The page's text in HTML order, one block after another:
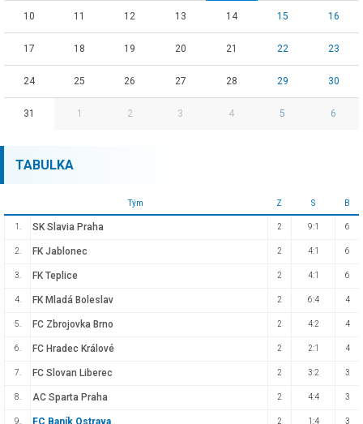
10 11 12 13 14 15 16
17 18 19 20 21 22 23
24 25 26 27 28 29 30
31 1 2 3 4 5 6
TABULKA
Tým Z S B
1. SK Slavia Praha 2 9:1 6
2. FK Jablonec 2 4:1 6
3. FK Teplice 2 4:1 6
4. FK Mladá Boleslav 2 6:4 4
5. FC Zbrojovka Brno 2 4:2 4
6. FC Hradec Králové 2 2:1 4
7. FC Slovan Liberec 2 3:2 3
8. AC Sparta Praha 2 4:4 3
9. FC Baník Ostrava 2 1:4 3